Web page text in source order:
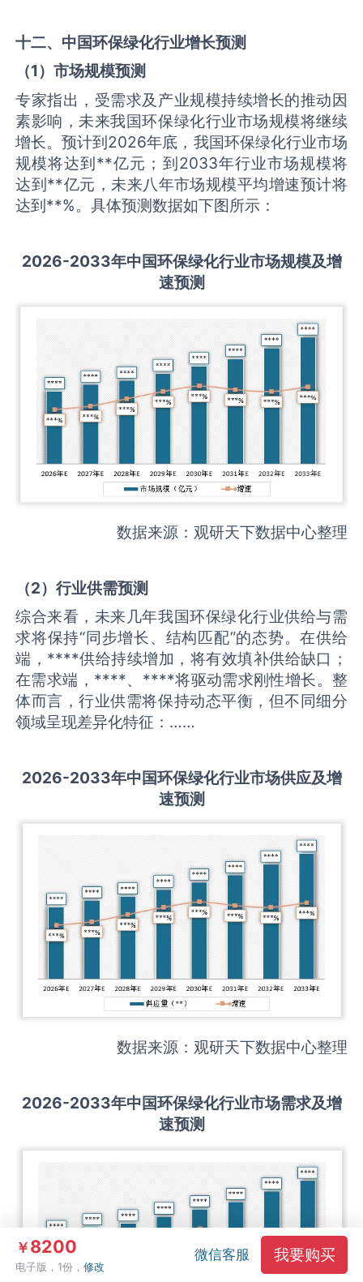
十二、中国环保绿化行业增长预测
（1）市场规模预测
专家指出，受需求及产业规模持续增长的推动因
素影响，未来我国环保绿化行业市场规模将继续
增长。预计到2026年底，我国环保绿化行业市场
规模将达到**亿元；到2033年行业市场规模将
达到**亿元，未来八年市场规模平均增速预计将
达到**%。具体预测数据如下图所示：
2026-2033年中国环保绿化行业市场规模及增
速预测
数据来源：观研天下数据中心整理
（2）行业供需预测
综合来看，未来几年我国环保绿化行业供给与需
求将保持“同步增长、结构匹配”的态势。在供给
端，****供给持续增加，将有效填补供给缺口；
在需求端，****、****将驱动需求刚性增长。整
体而言，行业供需将保持动态平衡，但不同细分
领域呈现差异化特征：……
2026-2033年中国环保绿化行业市场供应及增
速预测
数据来源：观研天下数据中心整理
2026-2033年中国环保绿化行业市场需求及增
速预测
￥8200
电子版，1份，修改
微信客服 我要购买